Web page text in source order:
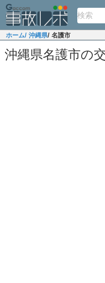
ホーム/ 沖縄県/ 名護市
沖縄県名護市の